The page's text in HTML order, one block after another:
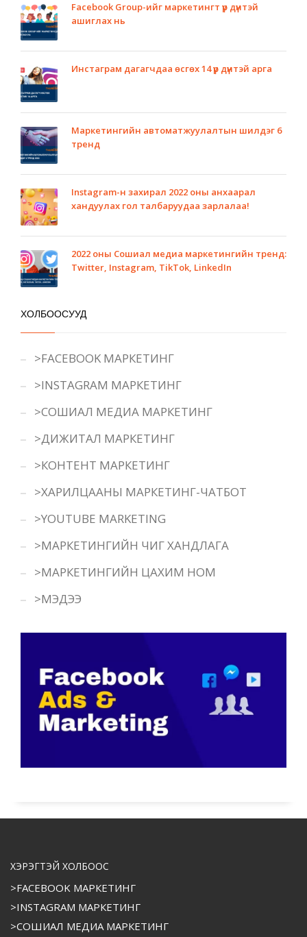
Facebook Group-ийг маркетингт үр дүнтэй
ашиглах нь
Инстаграм дагагчдаа өсгөх 14 үр дүнтэй арга
Маркетингийн автоматжуулалтын шилдэг 6
тренд
Instagram-н захирал 2022 оны анхаарал
хандуулах гол талбаруудаа зарлалаа!
2022 оны Сошиал медиа маркетингийн тренд:
Twitter, Instagram, TikTok, LinkedIn
ХОЛБООСУУД
>FACEBOOK МАРКЕТИНГ
>INSTAGRAM МАРКЕТИНГ
>СОШИАЛ МЕДИА МАРКЕТИНГ
>ДИЖИТАЛ МАРКЕТИНГ
>КОНТЕНТ МАРКЕТИНГ
>ХАРИЛЦААНЫ МАРКЕТИНГ-ЧАТБОТ
>YOUTUBE MARKETING
>МАРКЕТИНГИЙН ЧИГ ХАНДЛАГА
>МАРКЕТИНГИЙН ЦАХИМ НОМ
>МЭДЭЭ
ХЭРЭГТЭЙ ХОЛБООС
>FACEBOOK МАРКЕТИНГ
>INSTAGRAM МАРКЕТИНГ
>СОШИАЛ МЕДИА МАРКЕТИНГ